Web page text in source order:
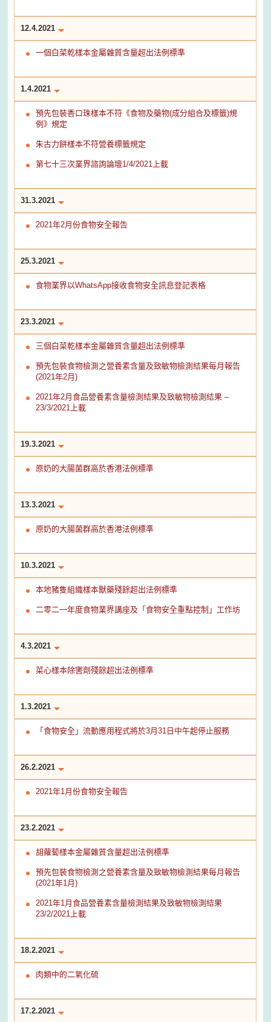
12.4.2021
一個白菜乾樣本金屬雜質含量超出法例標準
1.4.2021
預先包裝香口珠樣本不符《食物及藥物(成分組合及標籤)規
例》規定
朱古力餅樣本不符營養標籤規定
第七十三次業界諮詢論壇1/4/2021上載
31.3.2021
2021年2月份食物安全報告
25.3.2021
食物業界以WhatsApp接收食物安全訊息登記表格
23.3.2021
三個白菜乾樣本金屬雜質含量超出法例標準
預先包裝食物檢測之營養素含量及致敏物檢測結果每月報告
(2021年2月)
2021年2月食品營養素含量檢測結果及致敏物檢測結果 –
23/3/2021上載
19.3.2021
原奶的大腸菌群高於香港法例標準
13.3.2021
原奶的大腸菌群高於香港法例標準
10.3.2021
本地豬隻組織樣本獸藥殘餘超出法例標準
二零二一年度食物業界講座及「食物安全重點控制」工作坊
4.3.2021
菜心樣本除害劑殘餘超出法例標準
1.3.2021
「食物安全」流動應用程式將於3月31日中午起停止服務
26.2.2021
2021年1月份食物安全報告
23.2.2021
胡蘿蔔樣本金屬雜質含量超出法例標準
預先包裝食物檢測之營養素含量及致敏物檢測結果每月報告
(2021年1月)
2021年1月食品營養素含量檢測結果及致敏物檢測結果
23/2/2021上載
18.2.2021
肉類中的二氧化硫
17.2.2021